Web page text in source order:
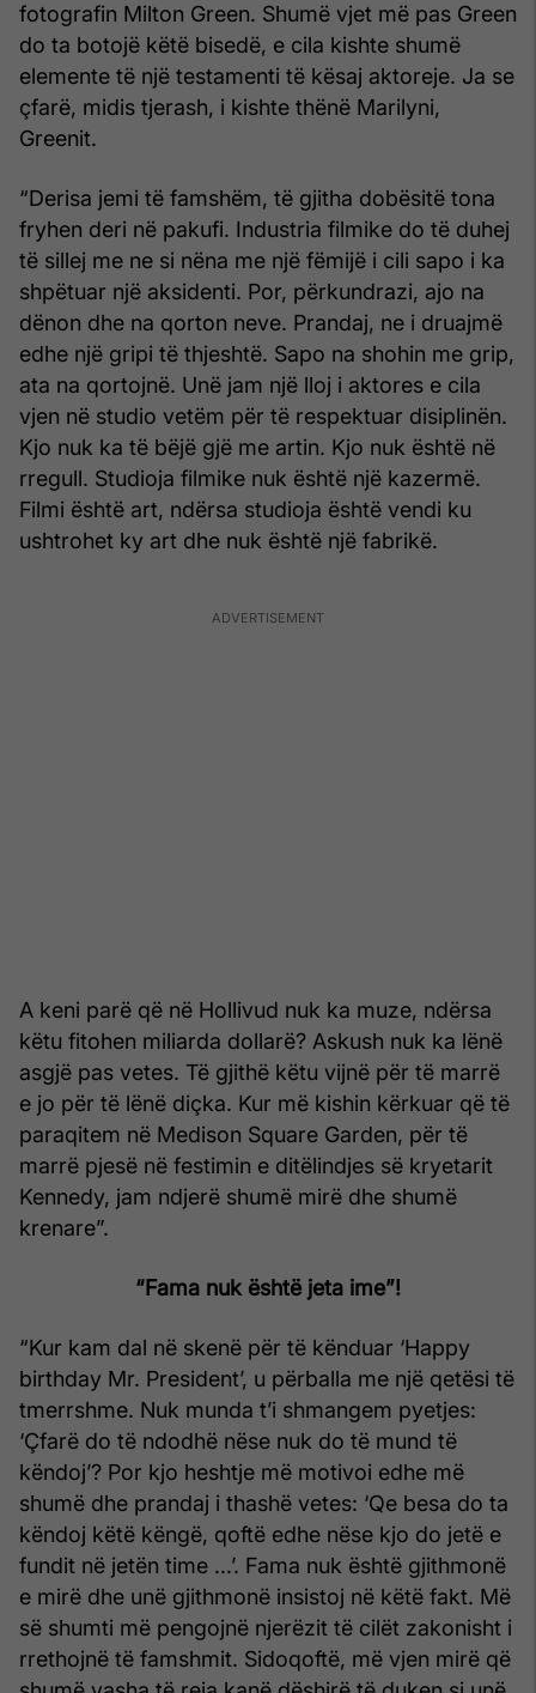
fotografin Milton Green. Shumë vjet më pas Green
do ta botojë këtë bisedë, e cila kishte shumë
elemente të një testamenti të kësaj aktoreje. Ja se
çfarë, midis tjerash, i kishte thënë Marilyni,
Greenit.
“Derisa jemi të famshëm, të gjitha dobësitë tona
fryhen deri në pakufi. Industria filmike do të duhej
të sillej me ne si nëna me një fëmijë i cili sapo i ka
shpëtuar një aksidenti. Por, përkundrazi, ajo na
dënon dhe na qorton neve. Prandaj, ne i druajmë
edhe një gripi të thjeshtë. Sapo na shohin me grip,
ata na qortojnë. Unë jam një lloj i aktores e cila
vjen në studio vetëm për të respektuar disiplinën.
Kjo nuk ka të bëjë gjë me artin. Kjo nuk është në
rregull. Studioja filmike nuk është një kazermë.
Filmi është art, ndërsa studioja është vendi ku
ushtrohet ky art dhe nuk është një fabrikë.
A keni parë që në Hollivud nuk ka muze, ndërsa
këtu fitohen miliarda dollarë? Askush nuk ka lënë
asgjë pas vetes. Të gjithë këtu vijnë për të marrë
e jo për të lënë diçka. Kur më kishin kërkuar që të
paraqitem në Medison Square Garden, për të
marrë pjesë në festimin e ditëlindjes së kryetarit
Kennedy, jam ndjerë shumë mirë dhe shumë
krenare”.
“Fama nuk është jeta ime”!
“Kur kam dal në skenë për të kënduar ‘Happy
birthday Mr. President’, u përballa me një qetësi të
tmerrshme. Nuk munda t’i shmangem pyetjes:
‘Çfarë do të ndodhë nëse nuk do të mund të
këndoj’? Por kjo heshtje më motivoi edhe më
shumë dhe prandaj i thashë vetes: ‘Qe besa do ta
këndoj këtë këngë, qoftë edhe nëse kjo do jetë e
fundit në jetën time ...’. Fama nuk është gjithmonë
e mirë dhe unë gjithmonë insistoj në këtë fakt. Më
së shumti më pengojnë njerëzit të cilët zakonisht i
rrethojnë të famshmit. Sidoqoftë, më vjen mirë që